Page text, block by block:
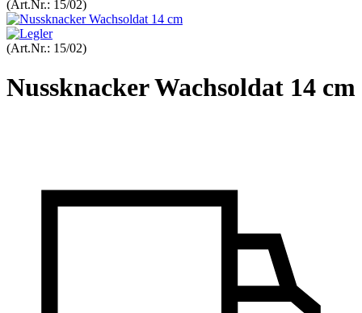
(Art.Nr.: 15/02)
(Art.Nr.: 15/02)
Nussknacker Wachsoldat 14 cm